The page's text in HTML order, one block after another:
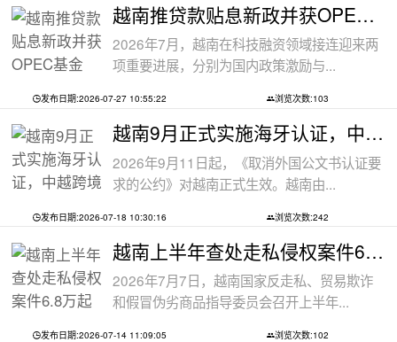
越南推贷款贴息新政并获OPEC基金5000万美
2026年7月，越南在科技融资领域接连迎来两
项重要进展，分别为国内政策激励与...
发布日期:2026-07-27 10:55:22 浏览次数:103
越南9月正式实施海牙认证，中越跨境文件
2026年9月11日起，《取消外国公文书认证要
求的公约》对越南正式生效。越南由...
发布日期:2026-07-18 10:30:16 浏览次数:242
越南上半年查处走私侵权案件6.8万起
2026年7月7日，越南国家反走私、贸易欺诈
和假冒伪劣商品指导委员会召开上半年...
发布日期:2026-07-14 11:09:05 浏览次数:102